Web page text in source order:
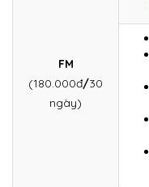
FM
(180.000đ/30
ngày)